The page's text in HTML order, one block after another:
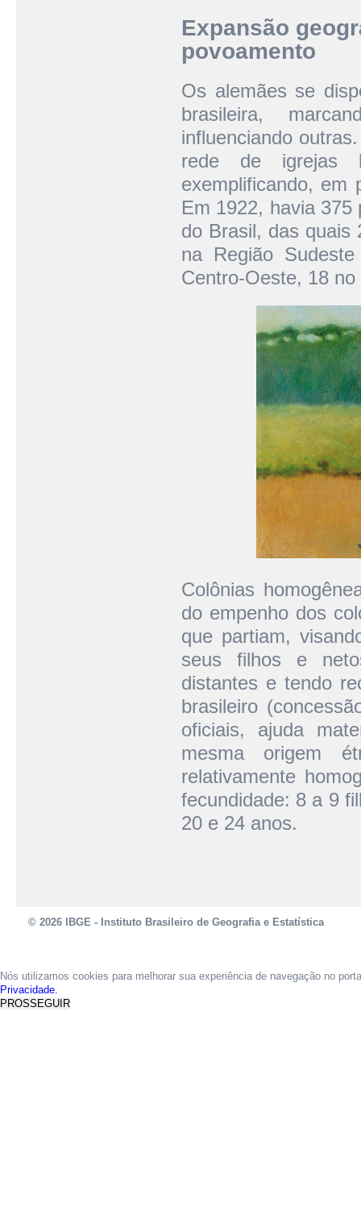
Expansão
povoamento
Os alemães se
brasileira,
influenciando
rede de igrejas
exemplificando, em
Em 1922, havia 375
do Brasil, das quais
na Região
Centro-Oeste, 18
Colônias
do empenho dos
que partiam,
seus filhos e
distantes e tendo
brasileiro
oficiais, ajuda
mesma origem
relativamente
fecundidade: 8 a 9
20 e 24 anos.
© 2026 IBGE - Instituto Brasileiro de Geografia e Estatística
Nós utilizamos cookies para melhorar sua experiência de navegação no
Privacidade.
PROSSEGUIR